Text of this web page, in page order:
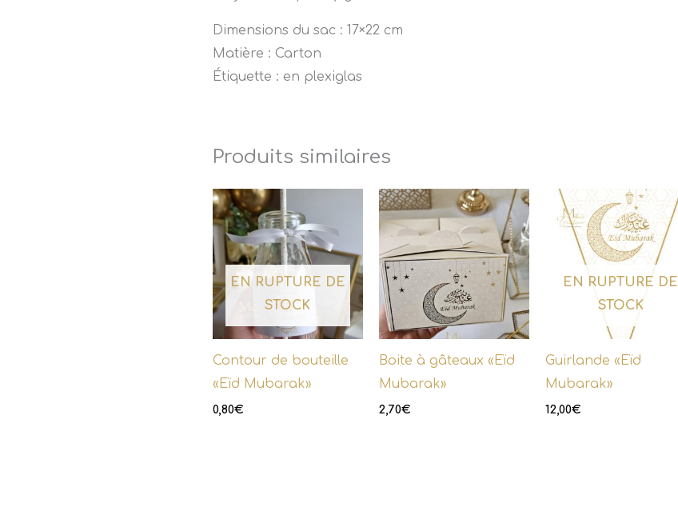
Dimensions du sac : 17×22 cm
Matière : Carton
Étiquette : en plexiglas
Produits similaires
EN RUPTURE DE
STOCK
Contour de bouteille
«Eïd Mubarak»
0,80€
Boite à gâteaux «Eïd
Mubarak»
2,70€
EN RUPTURE DE
STOCK
Guirlande «Eïd
Mubarak»
12,00€